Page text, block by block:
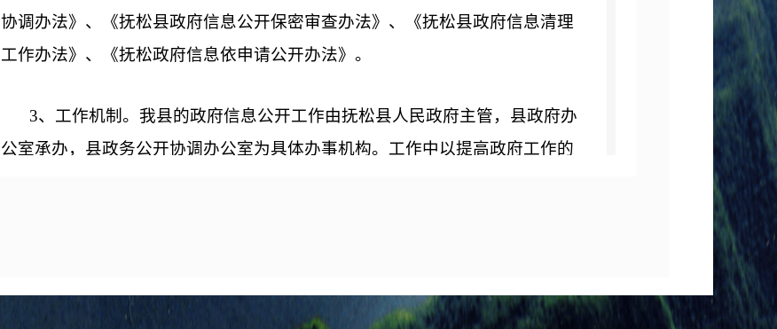
协调办法》、《抚松县政府信息公开保密审查办法》、《抚松县政府信息清理
工作办法》、《抚松政府信息依申请公开办法》。
3、工作机制。我县的政府信息公开工作由抚松县人民政府主管，县政府办
公室承办，县政务公开协调办公室为具体办事机构。工作中以提高政府工作的
4、人员配置。我县政府信息公开工作人员配备科学合理，全面从事信息公